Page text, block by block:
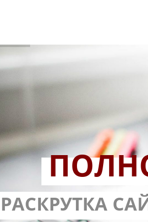
С
РАСКРУТКА